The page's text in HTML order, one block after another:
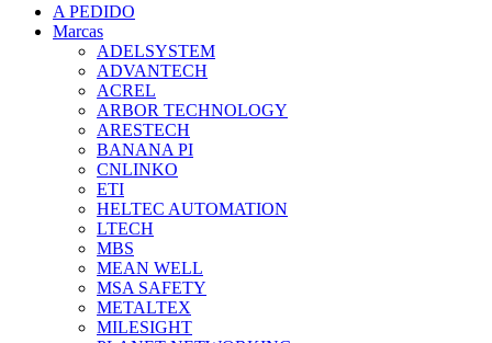
A PEDIDO
Marcas
ADELSYSTEM
ADVANTECH
ACREL
ARBOR TECHNOLOGY
ARESTECH
BANANA PI
CNLINKO
ETI
HELTEC AUTOMATION
LTECH
MBS
MEAN WELL
MSA SAFETY
METALTEX
MILESIGHT